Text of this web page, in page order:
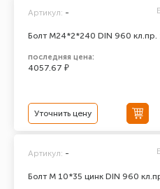
Болт М24*2*240 DIN 960 кл.пр.
Артикул: -
последняя цена:
4057.67 ₽
Уточнить цену
Болт М 10*35 цинк DIN 960
Артикул: -